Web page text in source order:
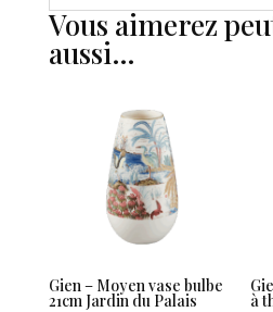
Vous aimerez
aussi…
Gien – Moyen vase bulbe
21cm Jardin du Palais à